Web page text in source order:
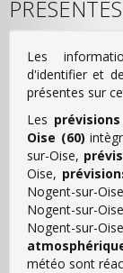
Les
d'identifier et
présentes sur
Les
Oise (60)
sur-Oise,
Oise,
Nogent-sur-
Nogent-sur-
Nogent-sur-
météo sont